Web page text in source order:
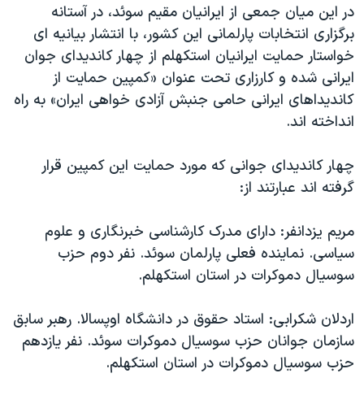
دادگاه حمید نوری
چهل سال گروگان‌گیری
قانون شفافیت دارائی کادر رهبری ایران
اعتراضات مردمی آبان ۹۸
نرگس محمدی برنده جایزه نوبل صلح
همایش محافظه‌کاران آمریکا «سی‌پک»
صفحه‌های ویژه
سفر پرزیدنت ترامپ به چین
در این میان جمعی از ایرانیان مقیم سوئد، در آستانه
برگزاری انتخابات پارلمانی این کشور، با انتشار بیانیه ای
خواستار حمایت ایرانیان استکهلم از چهار کاندیدای جوان
ایرانی شده و کارزاری تحت عنوان «کمپین حمایت از
کاندیداهای ایرانی حامی جنبش آزادی خواهی ایران» به راه
انداخته اند.
چهار کاندیدای جوانی که مورد حمایت این کمپین قرار
گرفته اند عبارتند از:
مریم یزدانفر: دارای مدرک کارشناسی خبرنگاری و علوم
سیاسی. نماینده فعلی پارلمان سوئد. نفر دوم حزب
سوسیال دموکرات در استان استکهلم.
اردلان شکرابی: استاد حقوق در دانشگاه اوپسالا. رهبر سابق
سازمان جوانان حزب سوسیال دموکرات سوئد. نفر یازدهم
حزب سوسیال دموکرات در استان استکهلم.